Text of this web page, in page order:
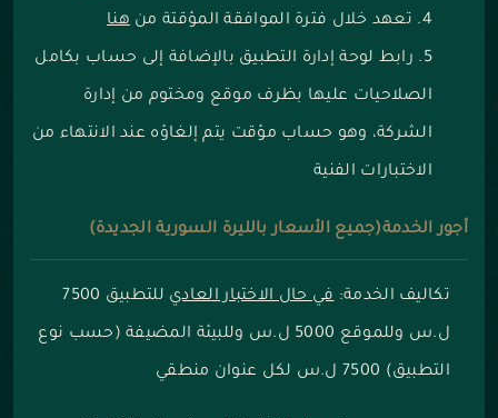
تعهد خلال فترة الموافقة المؤقتة من هنا
رابط لوحة إدارة التطبيق بالإضافة إلى حساب بكامل
الصلاحيات عليها بظرف موقع ومختوم من إدارة
الشركة، وهو حساب مؤقت يتم إلغاؤه عند الانتهاء من
الاختبارات الفنية
أجور الخدمة(جميع الأسعار بالليرة السورية الجديدة)
تكاليف الخدمة:في حال الاختبار العادي للتطبيق 7500
ل.س وللموقع 5000 ل.س وللبيئة المضيفة (حسب نوع
التطبيق) 7500 ل.س لكل عنوان منطقي